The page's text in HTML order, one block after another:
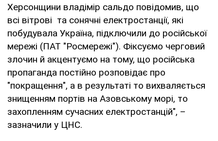
Херсонщини владімір сальдо повідомив, що
всі вітрові та сонячні електростанції, які
побудувала Україна, підключили до російської
мережі (ПАТ "Росмережі"). Фіксуємо черговий
злочин й акцентуємо на тому, що російська
пропаганда постійно розповідає про
"покращення", а в результаті то вихваляється
знищенням портів на Азовському морі, то
захопленням сучасних електростанцій", –
зазначили у ЦНС.